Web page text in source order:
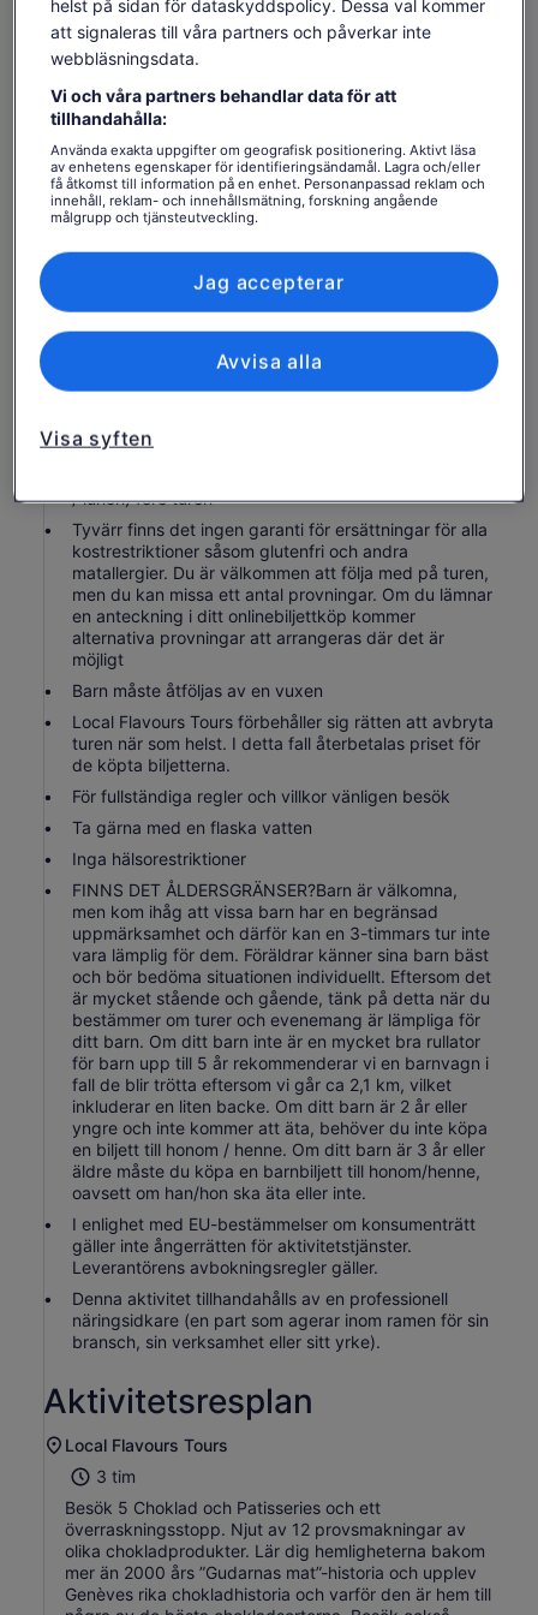
Choklad alla former och former
Garanti hoppa över kön
Kort båttur
Vi rekommenderar att varje deltagare tar med en
Chokladfabriken Besök
Bra att veta innan du bokar
Kollektivtrafiksalternativ finns i närheten
Spädbarn måste sitta i knät på en vuxen
Använd gärna platta skor som är bekväma för
promenader
kan börja i tid
/ lunch) före turen
Tyvärr finns det ingen garanti för ersättningar för alla
kostrestriktioner såsom glutenfri och andra
matallergier. Du är välkommen att följa med på turen,
men du kan missa ett antal provningar. Om du lämnar
en anteckning i ditt onlinebiljettköp kommer
alternativa provningar att arrangeras där det är
möjligt
Barn måste åtföljas av en vuxen
Local Flavours Tours förbehåller sig rätten att avbryta
turen när som helst. I detta fall återbetalas priset för
de köpta biljetterna.
För fullständiga regler och villkor vänligen besök
Ta gärna med en flaska vatten
Inga hälsorestriktioner
FINNS DET ÅLDERSGRÄNSER?Barn är välkomna,
men kom ihåg att vissa barn har en begränsad
uppmärksamhet och därför kan en 3-timmars tur inte
vara lämplig för dem. Föräldrar känner sina barn bäst
och bör bedöma situationen individuellt. Eftersom det
är mycket stående och gående, tänk på detta när du
bestämmer om turer och evenemang är lämpliga för
ditt barn. Om ditt barn inte är en mycket bra rullator
för barn upp till 5 år rekommenderar vi en barnvagn i
fall de blir trötta eftersom vi går ca 2,1 km, vilket
inkluderar en liten backe. Om ditt barn är 2 år eller
yngre och inte kommer att äta, behöver du inte köpa
en biljett till honom / henne. Om ditt barn är 3 år eller
äldre måste du köpa en barnbiljett till honom/henne,
oavsett om han/hon ska äta eller inte.
I enlighet med EU-bestämmelser om konsumenträtt
gäller inte ångerrätten för aktivitetstjänster.
Leverantörens avbokningsregler gäller.
Denna aktivitet tillhandahålls av en professionell
näringsidkare (en part som agerar inom ramen för sin
bransch, sin verksamhet eller sitt yrke).
Aktivitetsresplan
Local Flavours Tours
3 tim
Besök 5 Choklad och Patisseries och ett
överraskningsstopp. Njut av 12 provsmakningar av
olika chokladprodukter. Lär dig hemligheterna bakom
mer än 2000 års ”Gudarnas mat”-historia och upplev
Genèves rika chokladhistoria och varför den är hem till
helst på sidan för dataskyddspolicy. Dessa val kommer
att signaleras till våra partners och påverkar inte
webbläsningsdata.
Vi och våra partners behandlar data för att
tillhandahålla:
Använda exakta uppgifter om geografisk positionering. Aktivt läsa
av enhetens egenskaper för identifieringsändamål. Lagra och/eller
få åtkomst till information på en enhet. Personanpassad reklam och
innehåll, reklam- och innehållsmätning, forskning angående
målgrupp och tjänsteutveckling.
Visa syften
Avvisa alla
Jag accepterar